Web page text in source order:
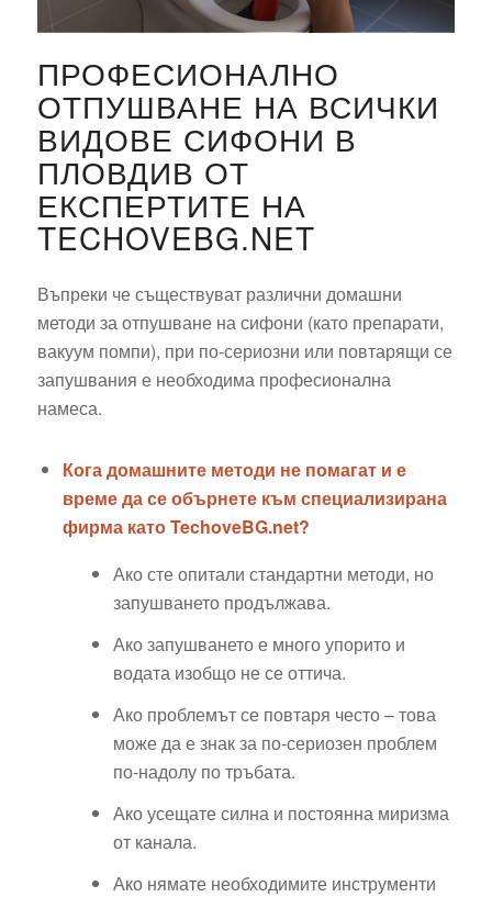
ПРОФЕСИОНАЛНО
ОТПУШВАНЕ НА ВСИЧКИ
ВИДОВЕ СИФОНИ В
ПЛОВДИВ ОТ
ЕКСПЕРТИТЕ НА
TECHOVEBG.NET
Въпреки че съществуват различни домашни
методи за отпушване на сифони (като препарати,
вакуум помпи), при по-сериозни или повтарящи се
запушвания е необходима професионална
намеса.
Кога домашните методи не помагат и е
време да се обърнете към специализирана
фирма като TechoveBG.net?
Ако сте опитали стандартни методи, но
запушването продължава.
Ако запушването е много упорито и
водата изобщо не се оттича.
Ако проблемът се повтаря често – това
може да е знак за по-сериозен проблем
по-надолу по тръбата.
Ако усещате силна и постоянна миризма
от канала.
Ако нямате необходимите инструменти